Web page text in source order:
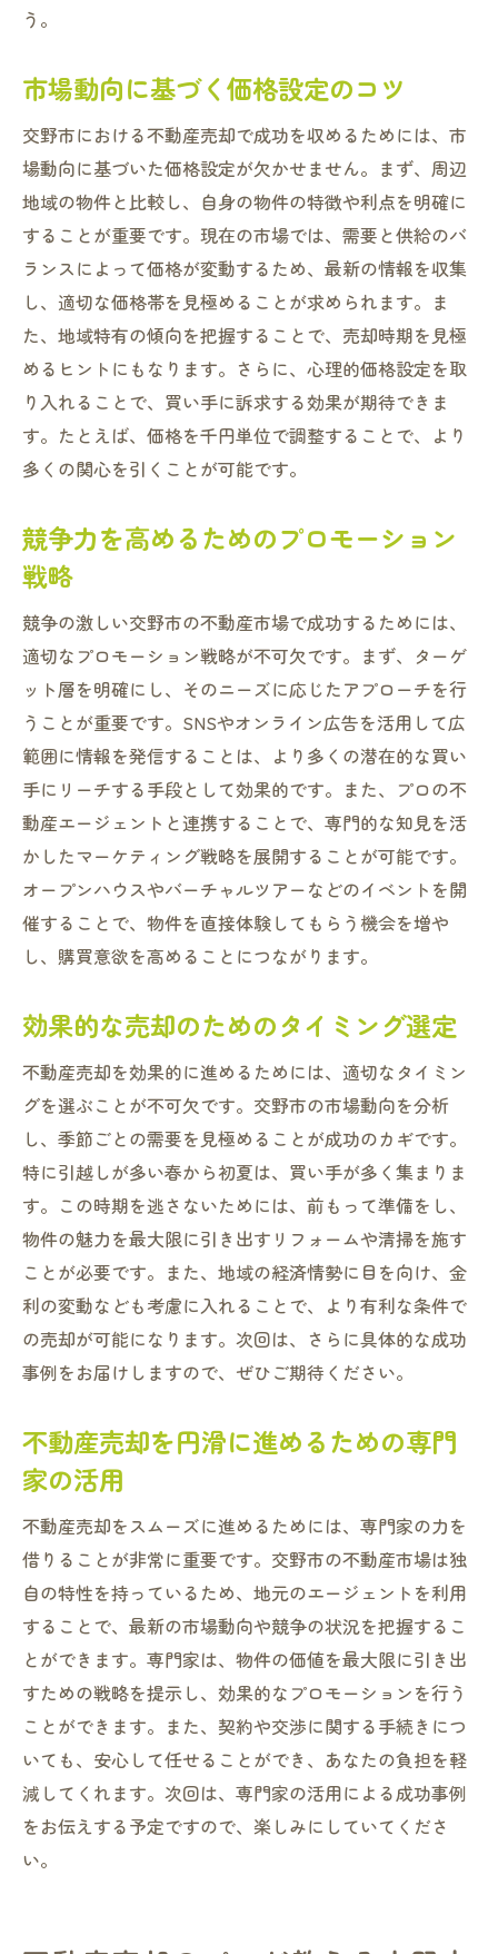
長期視点での市場トレンド分析
タイミングを味方につける売却計画
交野市特有の不動産市場で成功するための売却
ヒント
交野市不動産市場の特長と対応策
地域コミュニティを活かした売却アプロー
チ
購入者のニーズを捉えるためのリサーチ法
地域密着型のプロモーション活動
地元の信用を得るための信頼構築法
交野市特有の法令と手続きへの対応法
の必須戦略
スムーズな手続きのための書類準備
不動産仲介業者の選び方と活用法
トラブルを避けるための契約書作成のポイ
ント
迅速な売却を支えるフォローアップ戦略
取引完了後のアフターサポート体制
不動産売却を成功に導く交野市市場の最新トレ
ンド
最新技術を活用した売却手法の紹介
交野市の不動産価格推移と今後の見通し
環境変化による市場トレンドの変遷
持続可能性を考慮した売却戦略の必要性
交野市の不動産売却で知っておくべき市場動向
と戦略の組み立て方
市場動向を読み解くための基本指標
交野市の不動産需要予測とその活用法
未来を見据えた売却計画の立案
売却成功に必要な戦略的パートナーの選定
市場動向に応じた柔軟な戦略の調整方法
う。
市場動向に基づく価格設定のコツ
交野市における不動産売却で成功を収めるためには、市
場動向に基づいた価格設定が欠かせません。まず、周辺
地域の物件と比較し、自身の物件の特徴や利点を明確に
することが重要です。現在の市場では、需要と供給のバ
ランスによって価格が変動するため、最新の情報を収集
し、適切な価格帯を見極めることが求められます。ま
た、地域特有の傾向を把握することで、売却時期を見極
めるヒントにもなります。さらに、心理的価格設定を取
り入れることで、買い手に訴求する効果が期待できま
す。たとえば、価格を千円単位で調整することで、より
多くの関心を引くことが可能です。
競争力を高めるためのプロモーション
戦略
競争の激しい交野市の不動産市場で成功するためには、
適切なプロモーション戦略が不可欠です。まず、ターゲ
ット層を明確にし、そのニーズに応じたアプローチを行
うことが重要です。SNSやオンライン広告を活用して広
範囲に情報を発信することは、より多くの潜在的な買い
手にリーチする手段として効果的です。また、プロの不
動産エージェントと連携することで、専門的な知見を活
かしたマーケティング戦略を展開することが可能です。
オープンハウスやバーチャルツアーなどのイベントを開
催することで、物件を直接体験してもらう機会を増や
し、購買意欲を高めることにつながります。
効果的な売却のためのタイミング選定
不動産売却を効果的に進めるためには、適切なタイミン
グを選ぶことが不可欠です。交野市の市場動向を分析
し、季節ごとの需要を見極めることが成功のカギです。
特に引越しが多い春から初夏は、買い手が多く集まりま
す。この時期を逃さないためには、前もって準備をし、
物件の魅力を最大限に引き出すリフォームや清掃を施す
ことが必要です。また、地域の経済情勢に目を向け、金
利の変動なども考慮に入れることで、より有利な条件で
の売却が可能になります。次回は、さらに具体的な成功
事例をお届けしますので、ぜひご期待ください。
不動産売却を円滑に進めるための専門
家の活用
不動産売却をスムーズに進めるためには、専門家の力を
借りることが非常に重要です。交野市の不動産市場は独
自の特性を持っているため、地元のエージェントを利用
することで、最新の市場動向や競争の状況を把握するこ
とができます。専門家は、物件の価値を最大限に引き出
すための戦略を提示し、効果的なプロモーションを行う
ことができます。また、契約や交渉に関する手続きにつ
いても、安心して任せることができ、あなたの負担を軽
減してくれます。次回は、専門家の活用による成功事例
をお伝えする予定ですので、楽しみにしていてくださ
い。